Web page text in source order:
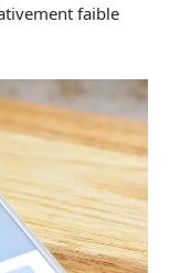
faible